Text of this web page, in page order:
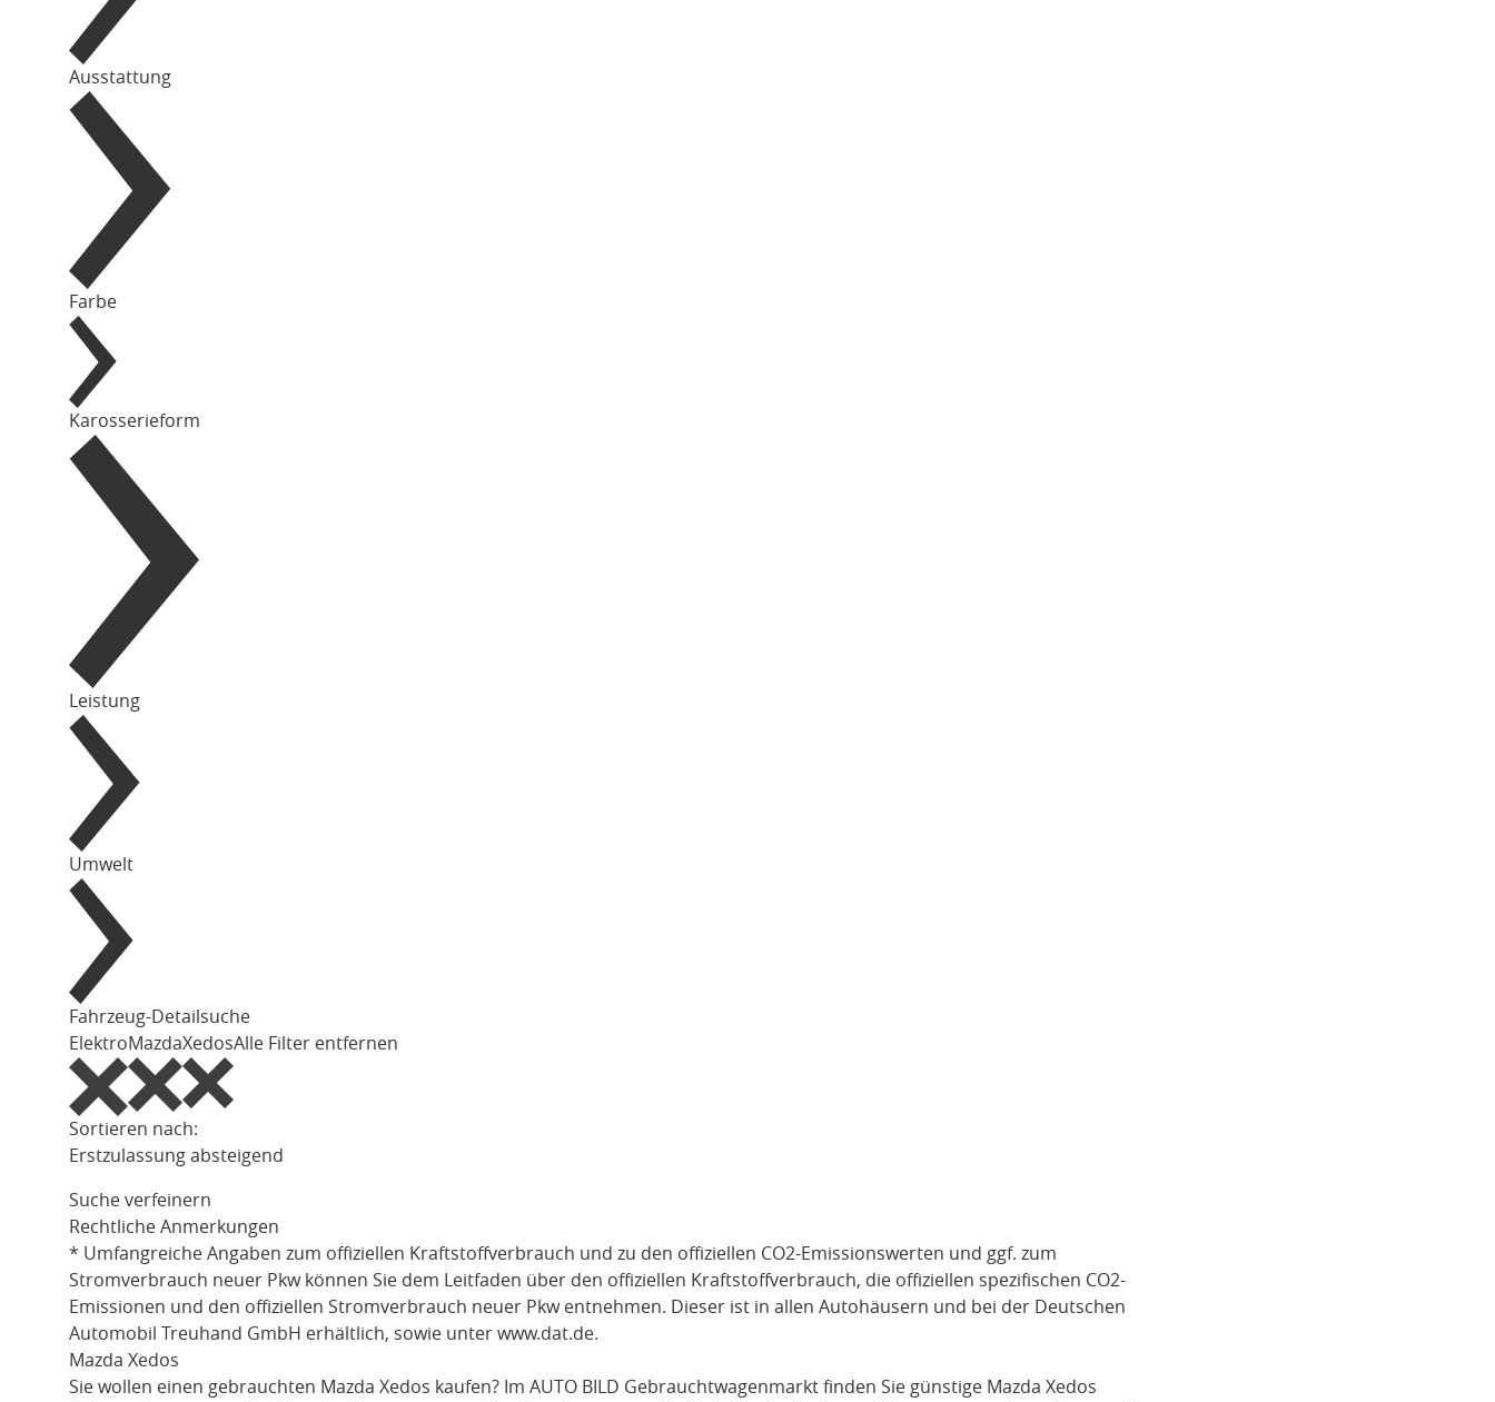
Ausstattung
Farbe
Karosserieform
Leistung
Umwelt
Fahrzeug-Detailsuche
ElektroMazdaXedosAlle Filter entfernen
Sortieren nach:
Erstzulassung absteigend
Suche verfeinern
Rechtliche Anmerkungen
* Umfangreiche Angaben zum offiziellen Kraftstoffverbrauch und zu den offiziellen CO2-Emissionswerten und ggf. zum
Stromverbrauch neuer Pkw können Sie dem Leitfaden über den offiziellen Kraftstoffverbrauch, die offiziellen spezifischen CO2-
Emissionen und den offiziellen Stromverbrauch neuer Pkw entnehmen. Dieser ist in allen Autohäusern und bei der Deutschen
Automobil Treuhand GmbH erhältlich, sowie unter www.dat.de.
Mazda Xedos
Sie wollen einen gebrauchten Mazda Xedos kaufen? Im AUTO BILD Gebrauchtwagenmarkt finden Sie günstige Mazda Xedos